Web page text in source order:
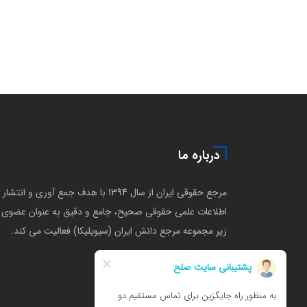
درباره ما
مرجع حقوقی ایران از سال 1394 با هدف جمع آوری و انتشار
اطلاعات علمی حقوقی صحیح، جامع و دقیق به عنوان عضوی
زیر مجموعه مرجع دانش ایران (سیویلیکا) فعالیت می کند.